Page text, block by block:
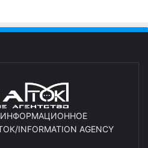
ИНФОРМАЦИОННОЕ
INFORMATION AGENCY